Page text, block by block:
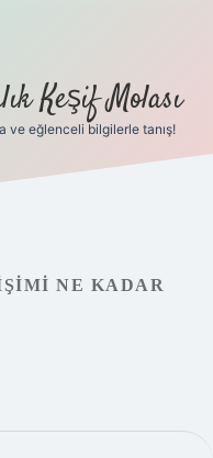
Keşif Molası
ve eğlenceli bilgilerle tanış!
NE KADAR